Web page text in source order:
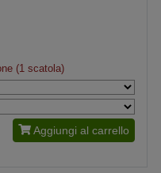
(1 scatola)
Aggiungi al carrello